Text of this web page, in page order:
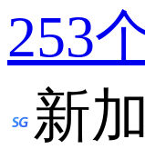
253
新